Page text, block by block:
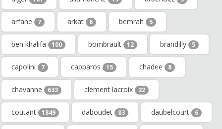
arfane 7 arkat 6 bemrah 5
ben khalifa 100 bombrault 12 brandilly 5
capolini 7 capparos 15 chadee 8
chavanne 633 clement lacroix 22
coutant 1849 daboudet 83 daubelcourt 6